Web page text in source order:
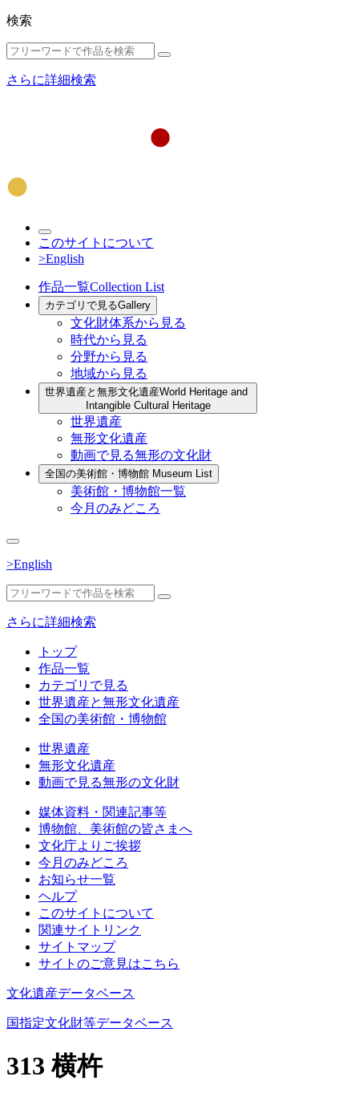
検索
さらに詳細検索
このサイトについて
>English
作品一覧Collection List
カテゴリで見るGallery
文化財体系から見る
時代から見る
分野から見る
地域から見る
世界遺産と無形文化遺産World Heritage and
Intangible Cultural Heritage
世界遺産
無形文化遺産
動画で見る無形の文化財
全国の美術館・博物館 Museum List
美術館・博物館一覧
今月のみどころ
>English
さらに詳細検索
トップ
作品一覧
カテゴリで見る
世界遺産と無形文化遺産
全国の美術館・博物館
世界遺産
無形文化遺産
動画で見る無形の文化財
媒体資料・関連記事等
博物館、美術館の皆さまへ
文化庁よりご挨拶
今月のみどころ
お知らせ一覧
ヘルプ
このサイトについて
関連サイトリンク
サイトマップ
サイトのご意見はこちら
文化遺産データベース
国指定文化財等データベース
313 横杵